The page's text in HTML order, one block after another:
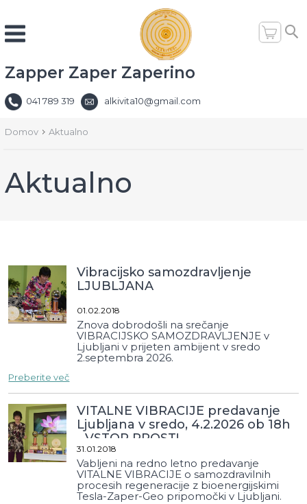
Zapper Zaper Zaperino
041 789 319 alkivita10@gmail.com
Domov Aktualno
Aktualno
Vibracijsko samozdravljenje
LJUBLJANA
01.02.2018
Znova dobrodošli na srečanje
VIBRACIJSKO SAMOZDRAVLJENJE v
Ljubljani v prijeten ambijent v sredo
2.septembra 2026.
Preberite več
VITALNE VIBRACIJE predavanje
Ljubljana v sredo, 4.2.2026 ob 18h
- VSTOP PROST!
31.01.2018
Vabljeni na redno letno predavanje
VITALNE VIBRACIJE o samozdravilnih
procesih regeneracije z bioenergijskimi
Tesla-Zaper-Geo pripomočki v Ljubljani.